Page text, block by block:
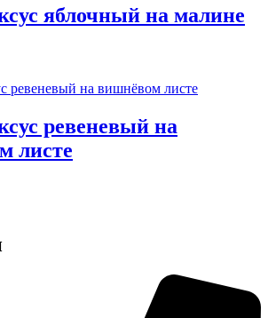
яблочный на малине
ревеневый на
листе